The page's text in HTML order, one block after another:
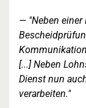
"Neben
[...] Neben
Dienst nun
verarbeiten."